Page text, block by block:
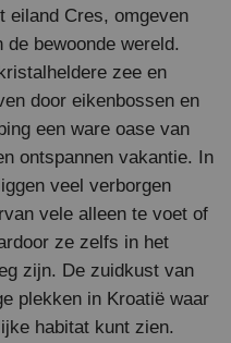
eiland Cres, omgeven
bewoonde wereld.
zee en
door eikenbossen en
een ware oase van
ontspannen vakantie. In
veel verborgen
vele alleen te voet of
ze zelfs in het
zijn. De zuidkust van
plekken in Kroatië waar
habitat kunt zien.